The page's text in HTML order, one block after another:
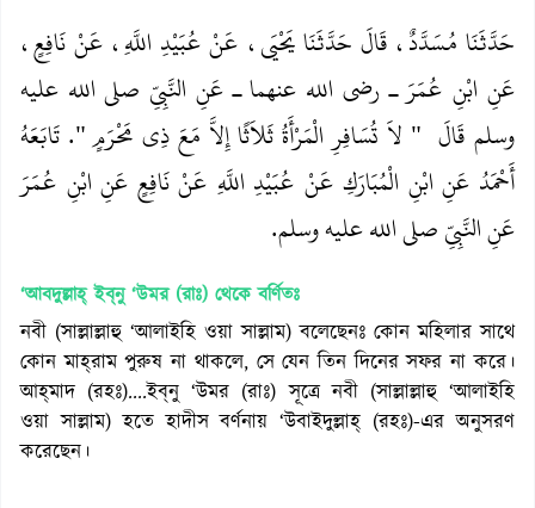
حَدَّثَنَا مُسَدَّدٌ، قَالَ حَدَّثَنَا يَحْيَى، عَنْ عُبَيْدِ اللَّهِ، عَنْ نَافِعٍ،
عَنِ ابْنِ عُمَرَ ـ رضى الله عنهما ـ عَنِ النَّبِيِّ صلى الله عليه
وسلم قَالَ ‏ "‏ لاَ تُسَافِرِ الْمَرْأَةُ ثَلاَثًا إِلاَّ مَعَ ذِي مَحْرَمٍ ‏"‏‏.‏ تَابَعَهُ
أَحْمَدُ عَنِ ابْنِ الْمُبَارَكِ عَنْ عُبَيْدِ اللَّهِ عَنْ نَافِعٍ عَنِ ابْنِ عُمَرَ
عَنِ النَّبِيِّ صلى الله عليه وسلم‏.‏
‘আবদুল্লাহ্ ইব্‌নু ‘উমর (রাঃ) থেকে বর্ণিতঃ
নবী (সাল্লাল্লাহু ‘আলাইহি ওয়া সাল্লাম) বলেছেনঃ কোন মহিলার সাথে
কোন মাহ্‌রাম পুরুষ না থাকলে, সে যেন তিন দিনের সফর না করে।
আহ্‌মাদ (রহঃ)....ইব্‌নু ‘উমর (রাঃ) সূত্রে নবী (সাল্লাল্লাহু ‘আলাইহি
ওয়া সাল্লাম) হতে হাদীস বর্ণনায় ‘উবাইদুল্লাহ্ (রহঃ)-এর অনুসরণ
করেছেন।